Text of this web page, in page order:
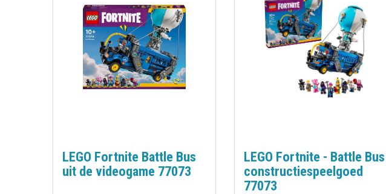
LEGO Fortnite Battle Bus
uit de videogame 77073
LEGO Fortnite - Battle Bus
constructiespeelgoed
77073